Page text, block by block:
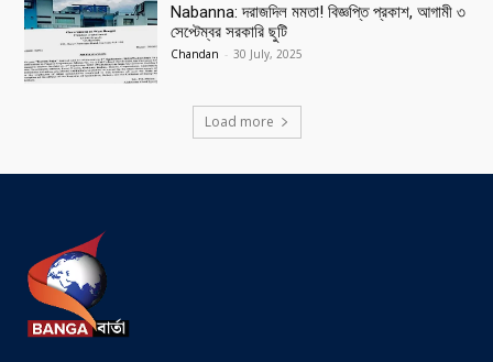
Nabanna: দরাজদিল মমতা! বিজ্ঞপ্তি প্রকাশ, আগামী ৩
সেপ্টেম্বর সরকারি ছুটি
Chandan - 30 July, 2025
Load more